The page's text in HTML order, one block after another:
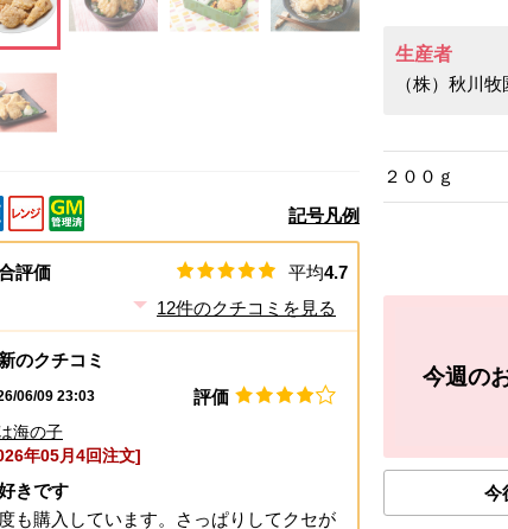
生産者
（株）秋川牧
２００ｇ
今週の
今
この画像を大きく見る この画像を大きく見る
記号凡例
評価 平均4.7
12件のクチコミを見る
のクチコミ
06/09 23:03 評価
海の子
年05月4回注文]
きです
も購入しています。さっぱりしてクセが